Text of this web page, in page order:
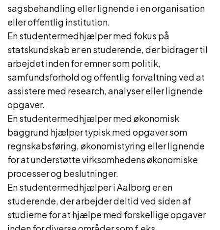
sagsbehandling eller lignende i en organisation
eller offentlig institution.
En studentermedhjælper med fokus på
statskundskab er en studerende, der bidrager til
arbejdet inden for emner som politik,
samfundsforhold og offentlig forvaltning ved at
assistere med research, analyser eller lignende
opgaver.
En studentermedhjælper med økonomisk
baggrund hjælper typisk med opgaver som
regnskabsføring, økonomistyring eller lignende
for at understøtte virksomhedens økonomiske
processer og beslutninger.
En studentermedhjælper i Aalborg er en
studerende, der arbejder deltid ved siden af
studierne for at hjælpe med forskellige opgaver